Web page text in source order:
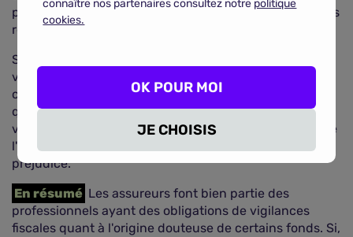
pas (en biffant les autres informations présentes sur les
relevés de comptes par exemple).
Si vous souhaitez néanmoins vous y opposer il faudra
vous rapprocher directement de votre assureur afin de
connaître ses motivations. À ce titre s'il vous semble
qu'il souhaite simplement faire traîner la procédure
vous pourrez alors vous rapprocher d'un avocat afin de
l'assigner en justice pour obtenir la réparation de votre
préjudice.
En résumé Les assureurs font bien partie des
professionnels ayant des obligations de vigilances
fiscales quant à l'origine douteuse de certains fonds. Si,
connaître nos partenaires consultez notre politique
cookies.
JE CHOISIS
OK POUR MOI